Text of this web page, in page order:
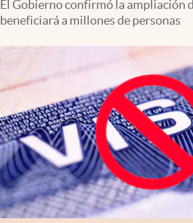
PC y mobile
El Gobierno confirmó la ampliación
beneficiará a millones de personas